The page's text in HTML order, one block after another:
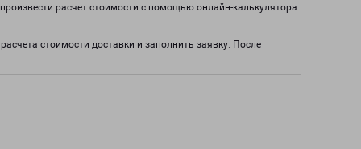
расчет стоимости с помощью онлайн-калькулятора
стоимости доставки и заполнить заявку. После